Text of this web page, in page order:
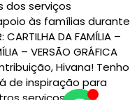
serviços
às famílias durante
DA FAMÍLIA –
– VERSÃO GRÁFICA
Hivana! Tenho
de inspiração para